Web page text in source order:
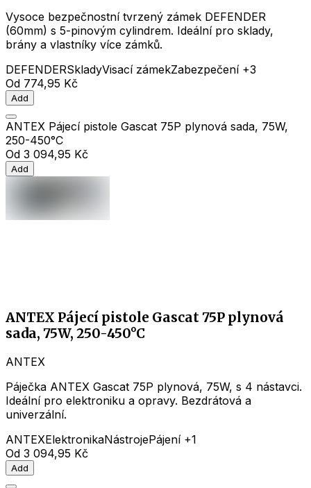
Vysoce bezpečnostní tvrzený zámek DEFENDER
(60mm) s 5-pinovým cylindrem. Ideální pro sklady,
brány a vlastníky více zámků.
DEFENDERSkladyVisací zámekZabezpečení+3
Od 774,95 Kč
Add
ANTEX Pájecí pistole Gascat 75P plynová sada, 75W,
250-450°C
Od 3 094,95 Kč
Add
ANTEX Pájecí pistole Gascat 75P plynová
sada, 75W, 250-450°C
ANTEX
Páječka ANTEX Gascat 75P plynová, 75W, s 4 nástavci.
Ideální pro elektroniku a opravy. Bezdrátová a
univerzální.
ANTEXElektronikaNástrojePájení+1
Od 3 094,95 Kč
Add